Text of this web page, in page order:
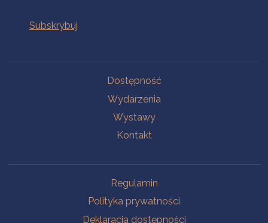
Dostępność
Wydarzenia
Wystawy
Kontakt
Regulamin
Polityka prywatności
Deklaracja dostępności